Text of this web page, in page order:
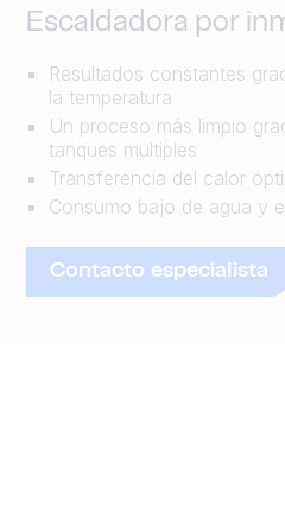
Escaldadora por
Resultados constantes
la temperatura
Un proceso más limpio
tanques multiples
Transferencia del calor
Consumo bajo de agua y
Contacto especialista